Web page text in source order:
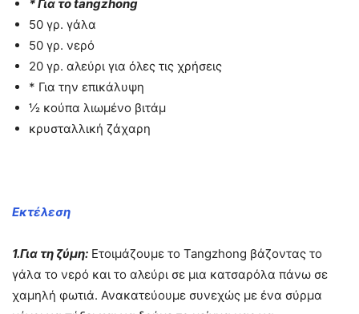
* Για το tangzhong
50 γρ. γάλα
50 γρ. νερό
20 γρ. αλεύρι για όλες τις χρήσεις
* Για την επικάλυψη
½ κούπα λιωμένο βιτάμ
κρυσταλλική ζάχαρη
Εκτέλεση
1.Για τη ζύμη: Ετοιμάζουμε το Tangzhong βάζοντας το
γάλα το νερό και το αλεύρι σε μια κατσαρόλα πάνω σε
χαμηλή φωτιά. Ανακατεύουμε συνεχώς με ένα σύρμα